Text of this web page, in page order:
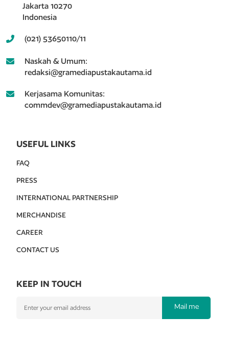
Jakarta 10270
Indonesia
(021) 53650110/11
Naskah & Umum:
redaksi@gramediapustakautama.id
Kerjasama Komunitas:
commdev@gramediapustakautama.id
USEFUL LINKS
FAQ
PRESS
INTERNATIONAL PARTNERSHIP
MERCHANDISE
CAREER
CONTACT US
KEEP IN TOUCH
Mail me